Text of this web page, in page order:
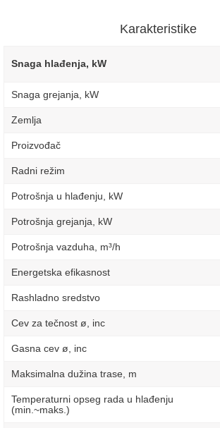
Karakteristike
Snaga hlađenja, kW
Snaga grejanja, kW
Zemlja
Proizvođač
Radni režim
Potrošnja u hlađenju, kW
Potrošnja grejanja, kW
Potrošnja vazduha, m³/h
Energetska efikasnost
Rashladno sredstvo
Cev za tečnost ø, inc
Gasna cev ø, inc
Maksimalna dužina trase, m
Temperaturni opseg rada u hlađenju
(min.~maks.)